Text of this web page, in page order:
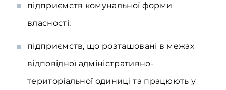
підприємств комунальної форми
власності;
підприємств, що розташовані в межах
відповідної адміністративно-
територіальної одиниці та працюють у